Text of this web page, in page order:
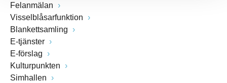
Felanmälan
Visselblåsarfunktion
Blankettsamling
E-tjänster
E-förslag
Kulturpunkten
Simhallen